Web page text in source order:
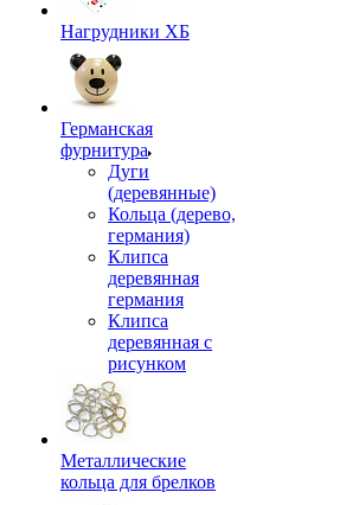
Нагрудники ХБ
Германская
фурнитура
Дуги
(деревянные)
Кольца (дерево,
германия)
Клипса
деревянная
германия
Клипса
деревянная с
рисунком
Металлические
кольца для брелков